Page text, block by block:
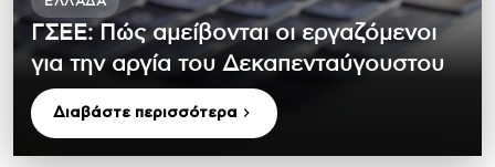
ΓΣΕΕ: Πώς αμείβονται οι εργαζόμενοι
για την αργία του Δεκαπενταύγουστου
Διαβάστε περισσότερα